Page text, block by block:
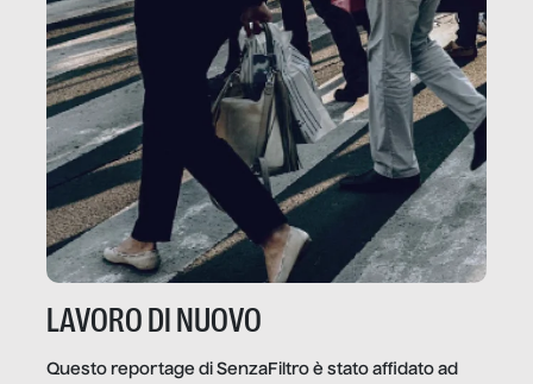
LAVORO DI NUOVO
Questo reportage di SenzaFiltro è stato affidato ad